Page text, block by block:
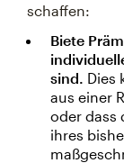
schaffen:
Biete
sind. Dies
aus einer
oder dass
ihres